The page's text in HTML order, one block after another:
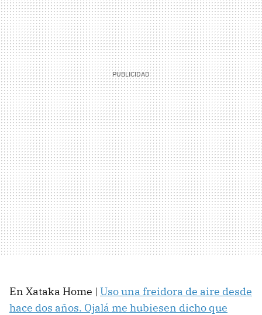
En Xataka Home | Uso una freidora de aire desde
hace dos años. Ojalá me hubiesen dicho que